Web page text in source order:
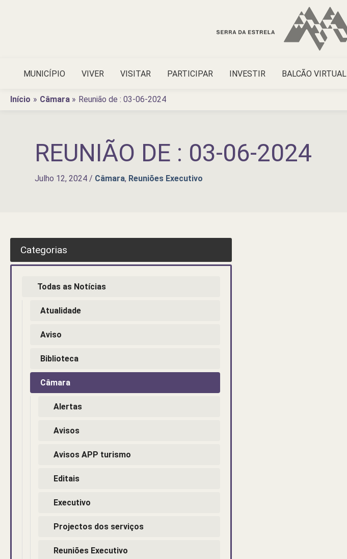
MUNICÍPIO VIVER VISITAR PARTICIPAR INVESTIR BALCÃO VIRTUAL
Início Câmara Reunião de : 03-06-2024
REUNIÃO DE : 03-06-2024
Julho 12, 2024 / Câmara, Reuniões Executivo
Categorias
Todas as Notícias
Atualidade
Aviso
Biblioteca
Câmara
Alertas
Avisos
Avisos APP turismo
Editais
Executivo
Projectos dos serviços
Reuniões Executivo